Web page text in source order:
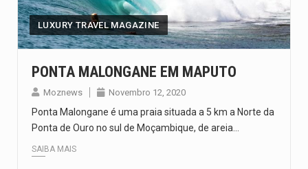
LUXURY TRAVEL MAGAZINE
PONTA MALONGANE EM MAPUTO
Moznews Novembro 12, 2020
Ponta Malongane é uma praia situada a 5 km a Norte da
Ponta de Ouro no sul de Moçambique, de areia…
SAIBA MAIS